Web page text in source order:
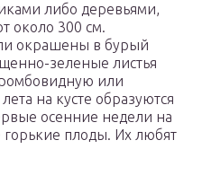
либо деревьями,
около 300 см.
окрашены в бурый
зеленые листья
или
на кусте образуются
осенние недели на
горькие плоды. Их любят